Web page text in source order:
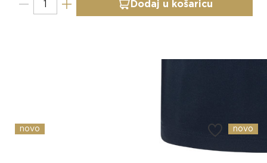
Dodaj u košaricu
novo novo